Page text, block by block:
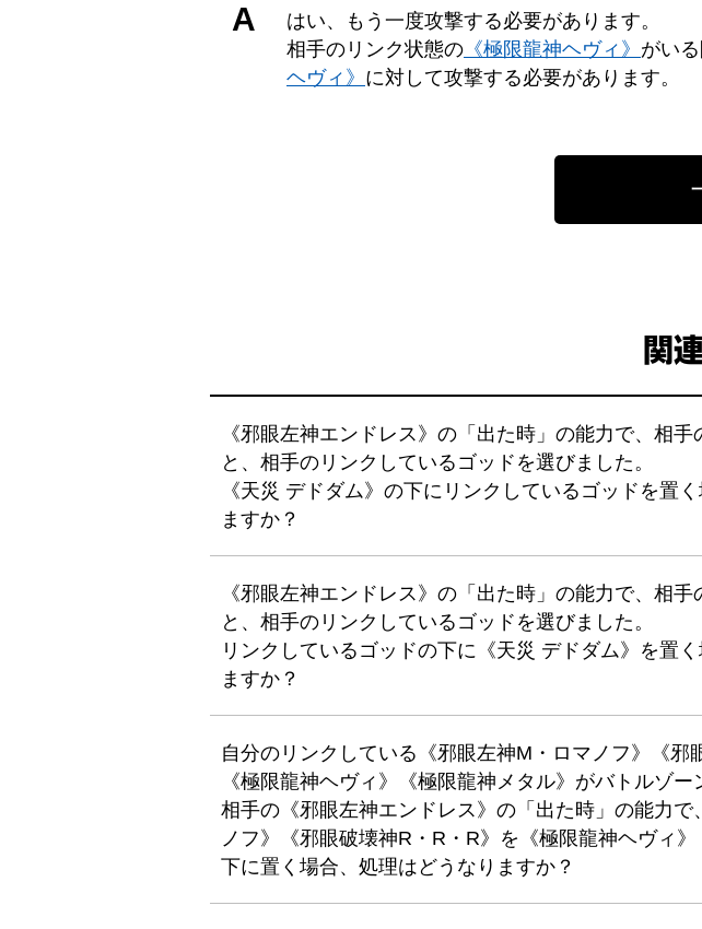
A
はい、もう一度攻撃する必要があります。
相手のリンク状態の 《極限龍神ヘヴィ》 がい
ヘヴィ》 に対して攻撃する必要があります。
関
《邪眼左神エンドレス》の「出た時」の能力で、相手
と、相手のリンクしているゴッドを選びました。
《天災 デドダム》の下にリンクしているゴッドを置
ますか？
《邪眼左神エンドレス》の「出た時」の能力で、相手
と、相手のリンクしているゴッドを選びました。
リンクしているゴッドの下に《天災 デドダム》を置
ますか？
自分のリンクしている《邪眼左神M・ロマノフ》《邪
《極限龍神ヘヴィ》《極限龍神メタル》がバトルゾー
相手の《邪眼左神エンドレス》の「出た時」の能力で
ノフ》《邪眼破壊神R・R・R》を《極限龍神ヘヴィ
下に置く場合、処理はどうなりますか？